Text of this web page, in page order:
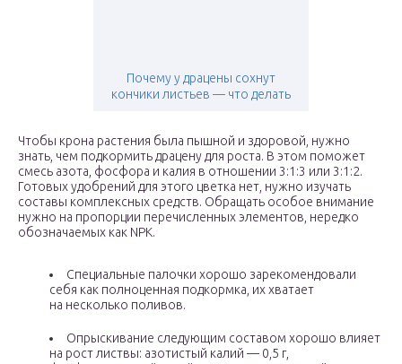
Почему у драцены сохнут
кончики листьев — что делать
Чтобы крона растения была пышной и здоровой, нужно
знать, чем подкормить драцену для роста. В этом поможет
смесь азота, фосфора и калия в отношении 3:1:3 или 3:1:2.
Готовых удобрений для этого цветка нет, нужно изучать
составы комплексных средств. Обращать особое внимание
нужно на пропорции перечисленных элементов, нередко
обозначаемых как NPK.
Специальные палочки хорошо зарекомендовали
себя как полноценная подкормка, их хватает
на несколько поливов.
Опрыскивание следующим составом хорошо влияет
на рост листвы: азотистый калий — 0,5 г,